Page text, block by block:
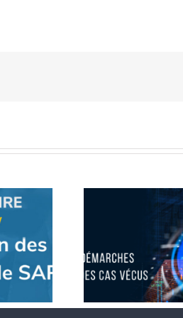
4HANA : 3
vécus
la